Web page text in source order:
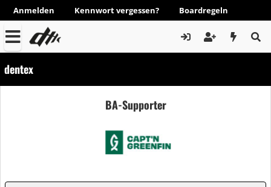
Anmelden Kennwort vergessen? Boardregeln
dentex
BA-Supporter